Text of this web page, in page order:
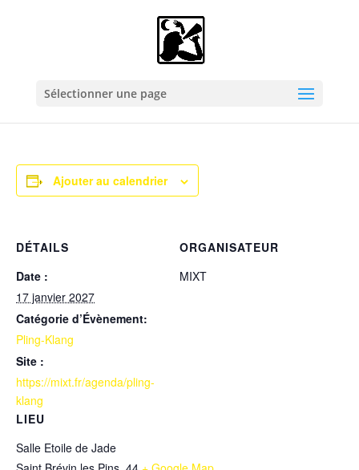
Sélectionner une page
Pling-Klang
Ajouter au calendrier
DÉTAILS
Date :
17 janvier 2027
Catégorie d’Évènement:
Pling-Klang
Site :
https://mixt.fr/agenda/pling-
klang
LIEU
Salle Etoile de Jade
ORGANISATEUR
MIXT